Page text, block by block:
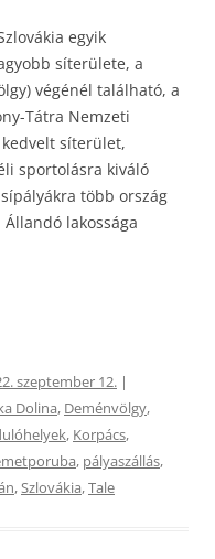
egyik
síterülete, a
végénél található, a
Tátra Nemzeti
síterület,
sportolásra kiváló
több ország
lakossága
szeptember 12. |
Dolina, Deménvölgy,
, Korpács,
, pályaszállás,
,Szlovákia,Tale